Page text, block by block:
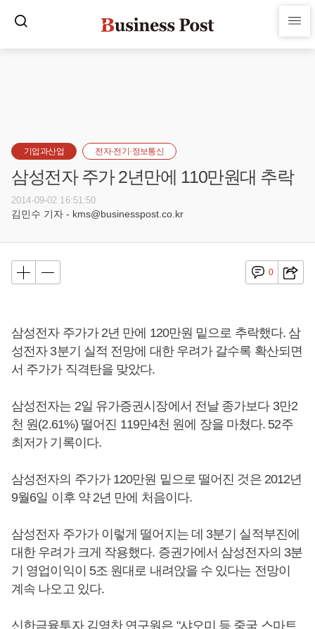
기업과산업 전자·전기·정보통신
삼성전자 주가 2년만에 110만원대 추락
2014-09-02 16:51:50
김민수 기자 - kms@businesspost.co.kr
0
삼성전자 주가가 2년 만에 120만원 밑으로 추락했다. 삼
성전자 3분기 실적 전망에 대한 우려가 갈수록 확산되면
서 주가가 직격탄을 맞았다.
삼성전자는 2일 유가증권시장에서 전날 종가보다 3만2
천 원(2.61%) 떨어진 119만4천 원에 장을 마쳤다. 52주
최저가 기록이다.
삼성전자의 주가가 120만원 밑으로 떨어진 것은 2012년
9월6일 이후 약 2년 만에 처음이다.
삼성전자 주가가 이렇게 떨어지는 데 3분기 실적부진에
대한 우려가 크게 작용했다. 증권가에서 삼성전자의 3분
기 영업이익이 5조 원대로 내려앉을 수 있다는 전망이
계속 나오고 있다.
신한금융투자 김영찬 연구원은 "샤오미 등 중국 스마트